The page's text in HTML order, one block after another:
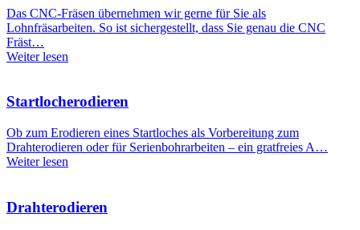
Das CNC-Fräsen übernehmen wir gerne für Sie als
Lohnfräsarbeiten. So ist sichergestellt, dass Sie genau die CNC
Fräst…
Weiter lesen
Startlocherodieren
Ob zum Erodieren eines Startloches als Vorbereitung zum
Drahterodieren oder für Serienbohrarbeiten – ein gratfreies A…
Weiter lesen
Drahterodieren